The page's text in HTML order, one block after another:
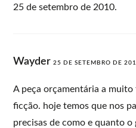
25 de setembro de 2010.
Wayder25 DE SETEMBRO DE
A peça orçamentária a
ficção. hoje temos que nos
precisas de como e quanto